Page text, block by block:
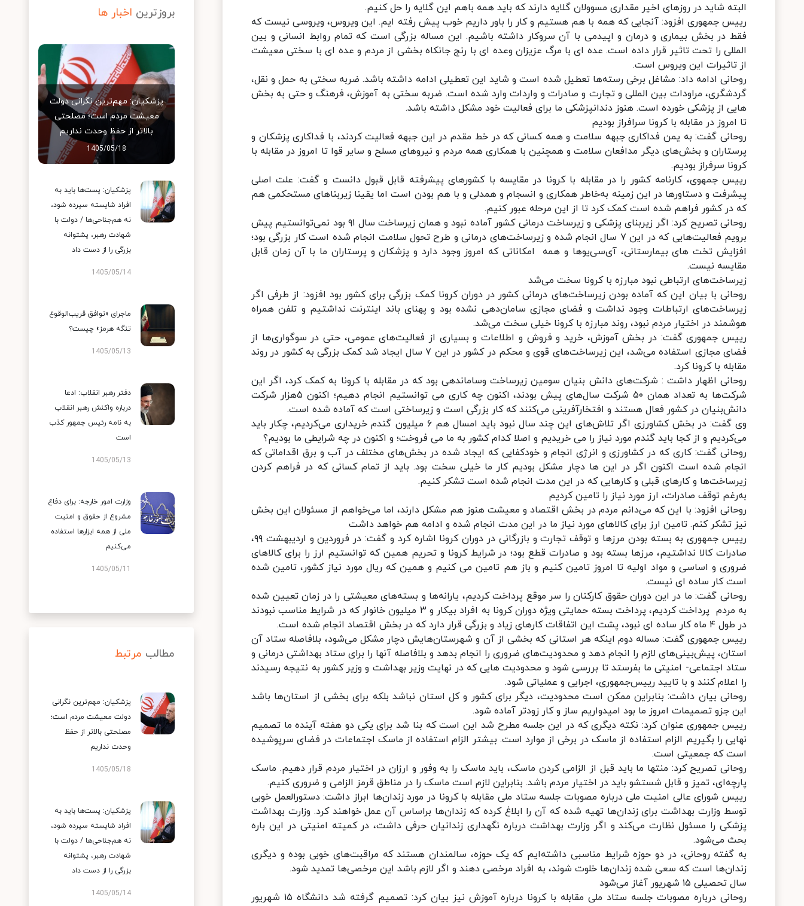
البته شاید در روزهای اخیر مقداری مسوولان گلایه دارند که باید همه باهم این گلایه را حل کنیم.
رییس جمهوری افزود: آنجایی که همه با هم هستیم و کار را باور داریم خوب پیش رفته ایم. این ویروس، ویروسی نیست که
فقط در بخش بیماری و درمان و اپیدمی با آن سروکار داشته باشیم. این مساله بزرگی است که تمام روابط انسانی و بین
المللی را تحت تاثیر قرار داده است. عده ای با مرگ عزیزان وعده ای با رنج جانکاه بخشی از مردم و عده ای با سختی معیشت
از تاثیرات این ویروس است.
روحانی ادامه داد: مشاغل برخی رسته‌ها تعطیل شده است و شاید این تعطیلی ادامه داشته باشد. ضربه سختی به حمل و نقل،
گردشگری، مراودات بین المللی و تجارت و صادرات و واردات وارد شده است. ضربه سختی به آموزش، فرهنگ و حتی به بخش
هایی از پزشکی خورده است. هنوز دندانپزشکی ما برای فعالیت خود مشکل داشته باشد.
تا امروز در مقابله با کرونا سرافراز بودیم
روحانی گفت: به یمن فداکاری جبهه سلامت و همه کسانی که در خط مقدم در این جبهه فعالیت کردند، با فداکاری پزشکان و
پرستاران و بخش‌های دیگر مدافعان سلامت و همچنین با همکاری همه مردم و نیروهای مسلح و سایر قوا تا امروز در مقابله با
کرونا سرفراز بودیم.
رییس جمهوی، کارنامه کشور را در مقابله با کرونا در مقایسه با کشورهای پیشرفته قابل قبول دانست و گفت: علت اصلی
پیشرفت و دستاورها در این زمینه به‌خاطر همکاری و انسجام و همدلی و با هم بودن است اما یقینا زیربناهای مستحکمی هم
که در کشور فراهم شده است کمک کرد تا از این مرحله عبور کنیم.
روحانی تصریح کرد: اگر زیربنای پزشکی و زیرساخت درمانی کشور آماده نبود و همان زیرساخت سال ۹۱ بود نمی‌توانستیم پیش
برویم فعالیت‌هایی که در این ۷ سال انجام شده و زیرساخت‌های درمانی و طرح تحول سلامت انجام شده است کار بزرگی بود؛
افزایش تخت های بیمارستانی، آی‌سی‌یوها و همه امکاناتی که امروز وجود دارد و پزشکان و پرستاران ما با آن زمان قابل
مقایسه نیست.
زیرساخت‌های ارتباطی نبود مبارزه با کرونا سخت می‌شد
روحانی با بیان این که آماده بودن زیرساخت‌های درمانی کشور در دوران کرونا کمک بزرگی برای کشور بود افزود: از طرفی اگر
زیرساخت‌های ارتباطات وجود نداشت و فضای مجازی سامان‌دهی نشده بود و پهنای باند اینترنت نداشتیم و تلفن همراه
هوشمند در اختیار مردم نبود، روند مبارزه با کرونا خیلی سخت می‌شد.
رییس ‌جمهوری گفت: در بخش آموزش، خرید و فروش و اطلاعات و بسیاری از فعالیت‌های عمومی، حتی در سوگواری‌ها از
فضای مجازی استفاده می‌شد، این زیرساخت‌های قوی و محکم در کشور در این ۷ سال ایجاد شد کمک بزرگی به کشور در روند
مقابله با کرونا کرد.
روحانی اظهار داشت : شرکت‌های دانش بنیان سومین زیرساخت وساماندهی بود که در مقابله با کرونا به کمک کرد، اگر این
شرکت‌ها به تعداد همان ۵۰ شرکت سال‌های پیش بودند، اکنون چه کاری می توانستیم انجام دهیم؛ اکنون ۵هزار شرکت
دانش‌بنیان در کشور فعال هستند و افتخارآفرینی می‌کنند که کار بزرگی است و زیرساختی است که آماده شده است.
وی گفت: در بخش کشاورزی اگر تلاش‌های این چند سال نبود باید امسال هم ۶ میلیون گندم خریداری می‌کردیم، چکار باید
می‌کردیم و از کجا باید گندم مورد نیاز را می خریدیم و اصلا کدام کشور به ما می فروخت؛ و اکنون در چه شرایطی ما بودیم؟
روحانی گفت: کاری که در کشاورزی و انرژی انجام و خودکفایی که ایجاد شده در بخش‌های مختلف در آب و برق اقداماتی که
انجام شده است اکنون اگر در این ها دچار مشکل بودیم کار ما خیلی سخت بود. باید از تمام کسانی که در فراهم کردن
زیرساخت‌ها و کارهای قبلی و کارهایی که در این مدت انجام شده است تشکر کنیم.
به‌رغم توقف صادرات، ارز مورد نیاز را تامین کردیم
روحانی افزود: با این که می‌دانم مردم در بخش اقتصاد و معیشت هنوز هم مشکل دارند، اما می‌خواهم از مسئولان این بخش
نیز تشکر کنم. تامین ارز برای کالاهای مورد نیاز ما در این مدت انجام شده و ادامه هم خواهد داشت
رییس جمهوری به بسته بودن مرزها و توقف تجارت و بازرگانی در دوران کرونا اشاره کرد و گفت: در فروردین و اردیبهشت ۹۹،
صادرات کالا نداشتیم، مرزها بسته بود و صادرات قطع بود؛ در شرایط کرونا و تحریم همین که توانستیم ارز را برای کالاهای
ضروری و اساسی و مواد اولیه تا امروز تامین کنیم و باز هم تامین می کنیم و همین که ریال مورد نیاز کشور، تامین شده
است کار ساده ای نیست.
روحانی گفت: ما در این دوران حقوق‌ کارکنان را سر موقع پرداخت کردیم، یارانه‌ها و بسته‌های معیشتی را در زمان تعیین شده
به مردم پرداخت کردیم، پرداخت بسته حمایتی ویژه دوران کرونا به افراد بیکار و ۳ میلیون خانوار که در شرایط مناسب نبودند
در طول ۴ ماه کار ساده ای نبود، پشت این اتفاقات کارهای زیاد و بزرگی قرار دارد که در بخش اقتصاد انجام شده است.
رییس جمهوری گفت: مساله دوم اینکه هر استانی که بخشی از آن و شهرستان‌هایش دچار مشکل می‌شود، بلافاصله ستاد آن
استان، پیش‌بینی‌های لازم را انجام دهد و محدودیت‌های ضروری را انجام بدهد و بلافاصله آنها را برای ستاد بهداشتی درمانی و
ستاد اجتماعی- امنیتی ما بفرستد تا بررسی شود و محدودیت هایی که در نهایت وزیر بهداشت و وزیر کشور به نتیجه رسیدند
را اعلام کنند و با تایید رییس‌جمهوری، اجرایی و عملیاتی شود.
روحانی بیان داشت: بنابراین ممکن است محدودیت، دیگر برای کشور و کل استان نباشد بلکه برای بخشی از استان‌ها باشد
این جزو تصمیمات امروز ما بود امیدواریم ساز و کار زودتر آماده شود.
رییس جمهوری عنوان کرد:‌ نکته دیگری که در این جلسه مطرح شد این است که بنا شد برای یکی دو هفته آینده ما تصمیم
نهایی را بگیریم الزام استفاده از ماسک در برخی از موارد است. بیشتر الزام استفاده از ماسک اجتماعات در فضای سرپوشیده
است که جمعیتی است.
روحانی تصریح کرد: منتها ما باید قبل از الزامی کردن ماسک، باید ماسک را به وفور و ارزان در اختیار مردم قرار دهیم. ماسک
پارچه‌ای، تمیز و قابل شستشو باید در اختیار مردم باشد. بنابراین لازم است ماسک را در مناطق قرمز الزامی و ضروری کنیم.
رییس شورای عالی امنیت ملی درباره مصوبات جلسه ستاد ملی مقابله با کرونا در مورد زندان‌ها ابراز داشت: دستورالعمل خوبی
توسط وزارت بهداشت برای زندان‌ها تهیه شده که آن را ابلاغ کرده که زندان‌ها براساس آن عمل خواهند کرد. وزارت بهداشت
پزشکی را مسئول نظارت می‌کند و اگر وزارت بهداشت درباره نگهداری زندانیان حرفی داشت، در کمیته امنیتی در این باره
بحث می‌شود.
به گفته روحانی، در دو حوزه شرایط مناسبی داشته‌ایم که یک حوزه، سالمندان هستند که مراقبت‌های خوبی بوده و دیگری
زندان‌ها است که سعی شده زندان‌ها خلوت شوند، به افراد مرخصی دهند و اگر لازم باشد این مرخصی‌ها تمدید شود.
سال تحصیلی ۱۵ شهریور آغاز می‌شود
روحانی درباره مصوبات جلسه ستاد ملی مقابله با کرونا درباره آموزش نیز بیان کرد: تصمیم گرفته شد دانشگاه ۱۵ شهریور
بروزترین اخبار ها
پزشکیان: مهم‌ترین نگرانی دولت
معیشت مردم است؛ مصلحتی
بالاتر از حفظ وحدت نداریم
1405/05/18
پزشکیان: پست‌ها باید به
افراد شایسته سپرده شود،
نه هم‌جناحی‌ها / دولت با
شهادت رهبر، پشتوانه
بزرگی را از دست داد
1405/05/14
ماجرای «توافق قریب‌الوقوع
تنگه هرمز» چیست؟
1405/05/13
دفتر رهبر انقلاب: ادعا
درباره واکنش رهبر انقلاب
به نامه رئیس جمهور کذب
است
1405/05/13
وزارت امور خارجه: برای دفاع
مشروع از حقوق و امنیت
ملی از همه ابزارها استفاده
می‌کنیم
1405/05/11
مطالب مرتبط
پزشکیان: مهم‌ترین نگرانی
دولت معیشت مردم است؛
مصلحتی بالاتر از حفظ
وحدت نداریم
1405/05/18
پزشکیان: پست‌ها باید به
افراد شایسته سپرده شود،
نه هم‌جناحی‌ها / دولت با
شهادت رهبر، پشتوانه
بزرگی را از دست داد
1405/05/14